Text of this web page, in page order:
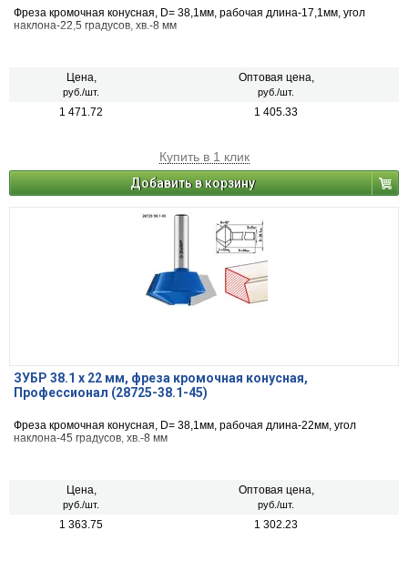
Фреза кромочная конусная, D= 38,1мм, рабочая длина-17,1мм, угол
наклона-22,5 градусов, хв.-8 мм
Цена,
руб./шт.
Оптовая цена,
руб./шт.
1 471.72 1 405.33
Купить в 1 клик
Добавить в корзину
ЗУБР 38.1 x 22 мм, фреза кромочная конусная,
Профессионал (28725-38.1-45)
Фреза кромочная конусная, D= 38,1мм, рабочая длина-22мм, угол
наклона-45 градусов, хв.-8 мм
Цена,
руб./шт.
Оптовая цена,
руб./шт.
1 363.75 1 302.23